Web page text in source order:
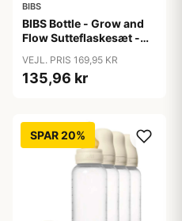
BIBS
BIBS Bottle - Grow and
Flow Sutteflaskesæt -
150ml/270ml - 2-Pak -
Ivory
VEJL. PRIS 169,95 KR
135,96 kr
SPAR 20%